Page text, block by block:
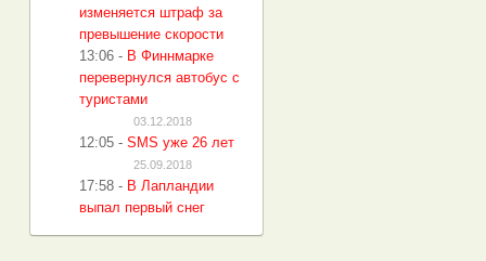
изменяется штраф за
превышение скорости
13:06 - В Финнмарке
перевернулся автобус с
туристами
03.12.2018
12:05 - SMS уже 26 лет
25.09.2018
17:58 - В Лапландии
выпал первый снег